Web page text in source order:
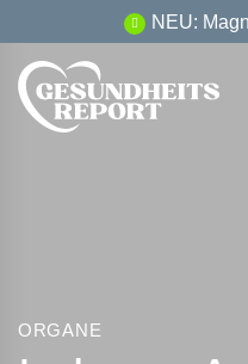
Inhalt
springen
NEU:
ORGANE